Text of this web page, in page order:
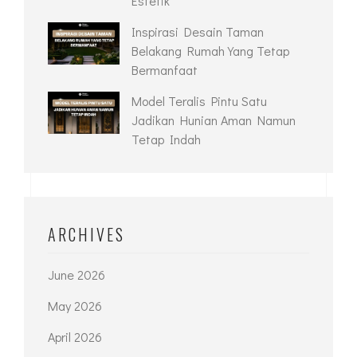
Inspirasi Desain Taman
Belakang Rumah Yang Tetap
Bermanfaat
Model Teralis Pintu Satu
Jadikan Hunian Aman Namun
Tetap Indah
ARCHIVES
June 2026
May 2026
April 2026